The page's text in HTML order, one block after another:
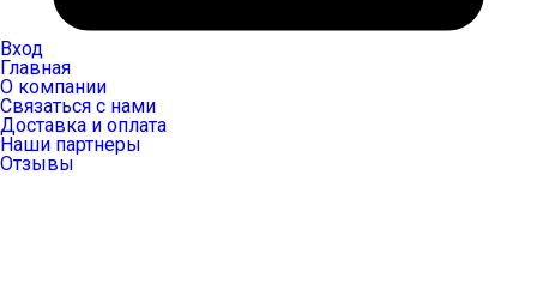
Вход
Главная
О компании
Связаться с нами
Доставка и оплата
Наши партнеры
Отзывы